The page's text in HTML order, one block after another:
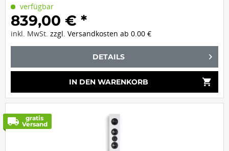
verfügbar
839,00 € *
inkl. MwSt.zzgl. Versandkosten ab 0.00 €
DETAILS
IN DEN WARENKORB shopping_cart
local_shipping
gratis
Versand